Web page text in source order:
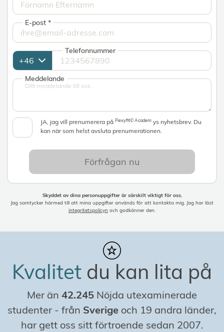
E-post*
Telefonnummer
Meddelande
JA, jag vill prenumerera påFlexyfit© Academ ys nyhetsbrev. Du
kan när som helst avsluta prenumerationen.
Förfrågan nu
Skyddet av dina personuppgifter är särskilt viktigt för oss.
Jag samtycker härmed till att mina uppgifter används för att kontakta mig. Jag har läst
integritetspolicyn och godkänner den.
Kvalitet du kan lita på
Mer än 42.245 Nöjda utexaminerade
studenter- från Sverige och 19 andra länder,
har gett oss sitt förtroende sedan 2007.